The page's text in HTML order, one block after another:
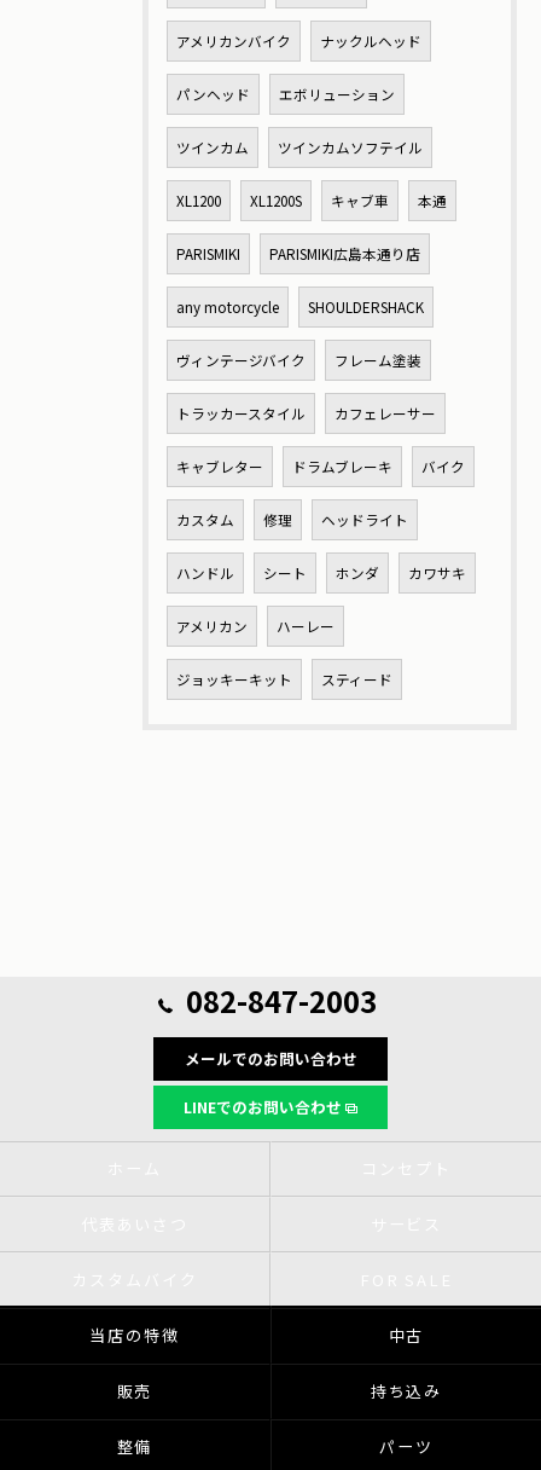
アメリカンバイク ナックルヘッド
パンヘッド エボリューション
ツインカム ツインカムソフテイル
XL1200 XL1200S キャブ車 本通
PARISMIKI PARISMIKI広島本通り店
any motorcycle SHOULDERSHACK
ヴィンテージバイク フレーム塗装
トラッカースタイル カフェレーサー
キャブレター ドラムブレーキ バイク
カスタム 修理 ヘッドライト
ハンドル シート ホンダ カワサキ
アメリカン ハーレー
ジョッキーキット スティード
082-847-2003
メールでのお問い合わせ
LINEでのお問い合わせ
当店の特徴 中古
販売 持ち込み
整備 パーツ